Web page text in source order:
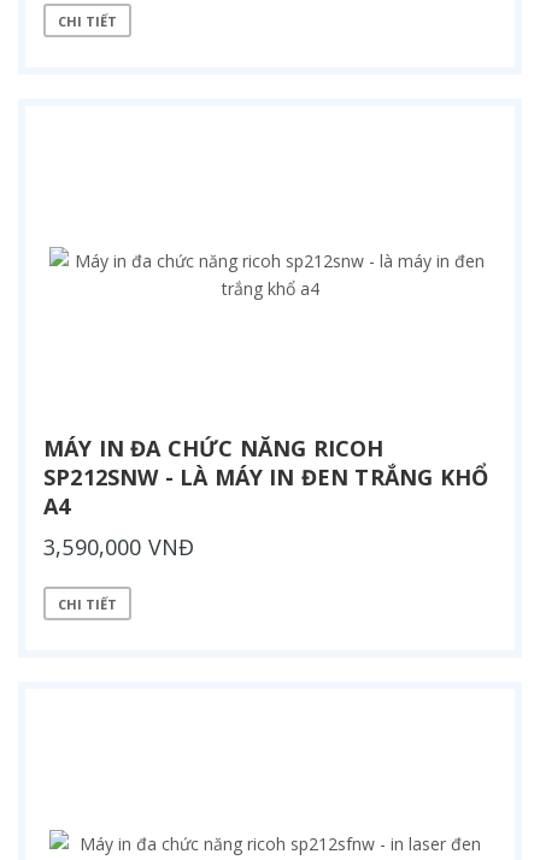
CHI TIẾT
MÁY IN ĐA CHỨC NĂNG RICOH
SP212SNW - LÀ MÁY IN ĐEN TRẮNG KHỔ
A4
3,590,000 VNĐ
CHI TIẾT